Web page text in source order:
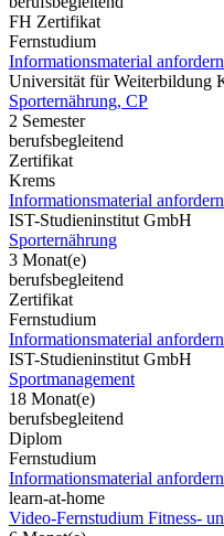
FH Zertifikat
Fernstudium
Informationsmaterial anfordern
Universität für Weiterbildung
Sporternährung, CP
2 Semester
berufsbegleitend
Zertifikat
Krems
Informationsmaterial anfordern
IST-Studieninstitut GmbH
Sporternährung
3 Monat(e)
berufsbegleitend
Zertifikat
Fernstudium
Informationsmaterial anfordern
IST-Studieninstitut GmbH
Sportmanagement
18 Monat(e)
berufsbegleitend
Diplom
Fernstudium
Informationsmaterial anfordern
learn-at-home
Video-Fernstudium Fitness-